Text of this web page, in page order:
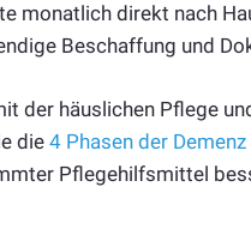
monatlich direkt nach
Beschaffung und
der häuslichen Pflege
die 4 Phasen der Demenz
Pflegehilfsmittel